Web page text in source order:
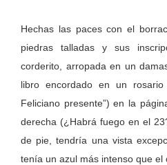
Hechas las paces con el
piedras talladas y sus
corderito, arropada en un
libro encordado en un
Feliciano presente”) en la
derecha (¿Habrá fuego en el
de pie, tendría una vista
tenía un azul más intenso que el